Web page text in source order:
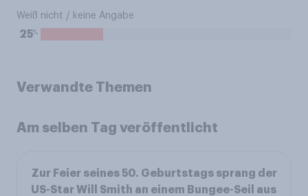
Weiß nicht / keine Angabe
25%
Verwandte Themen
Am selben Tag veröffentlicht
Zur Feier seines 50. Geburtstags sprang der
US-Star Will Smith an einem Bungee-Seil aus